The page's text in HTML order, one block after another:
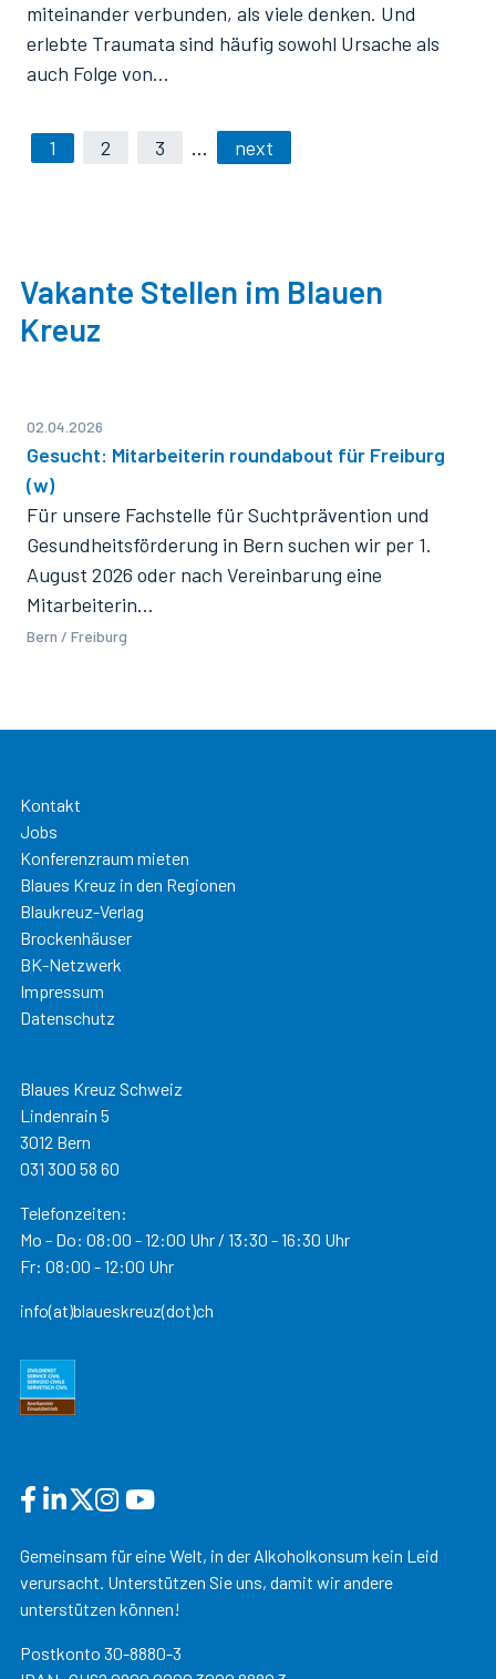
miteinander verbunden, als viele denken. Und
erlebte Traumata sind häufig sowohl Ursache als
auch Folge von…
1 2 3 … next
Vakante Stellen im Blauen
Kreuz
02.04.2026
Gesucht: Mitarbeiterin roundabout für Freiburg
(w)
Für unsere Fachstelle für Suchtprävention und
Gesundheitsförderung in Bern suchen wir per 1.
August 2026 oder nach Vereinbarung eine
Mitarbeiterin…
Bern / Freiburg
Kontakt
Jobs
Konferenzraum mieten
Blaues Kreuz in den Regionen
Blaukreuz-Verlag
Brockenhäuser
BK-Netzwerk
Impressum
Datenschutz
Blaues Kreuz Schweiz
Lindenrain 5
3012 Bern
031 300 58 60
Telefonzeiten:
Mo - Do: 08:00 - 12:00 Uhr / 13:30 - 16:30 Uhr
Fr: 08:00 - 12:00 Uhr
info(at)blaueskreuz(dot)ch
Gemeinsam für eine Welt, in der Alkoholkonsum kein Leid
verursacht. Unterstützen Sie uns, damit wir andere
unterstützen können!
Postkonto 30-8880-3